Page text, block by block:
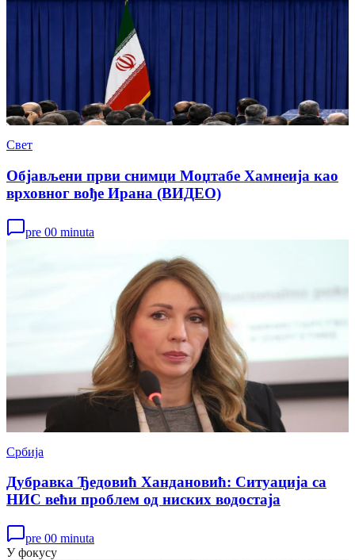
Свет
Објављени први снимци Моџтабе Хамнеија као
врховног вође Ирана (ВИДЕО)
pre 00 minuta
Србија
Дубравка Ђедовић Хандановић: Ситуација са
НИС већи проблем од ниских водостаја
pre 00 minuta
У фокусу